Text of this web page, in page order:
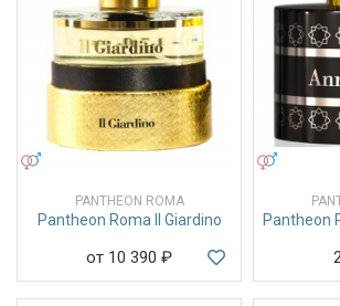
PANTHEON ROMA
Pantheon Roma Il Giardino
от 10 390 ₽
Pantheon